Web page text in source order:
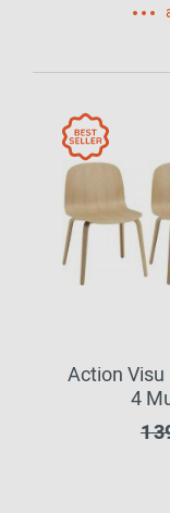
Action
4
1